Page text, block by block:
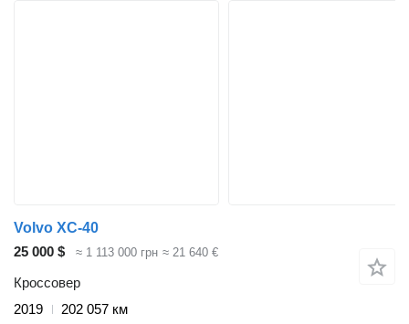
Volvo XC-40
25 000 $
≈ 1 113 000 грн ≈ 21 640 €
Кроссовер
2019
202 057 км